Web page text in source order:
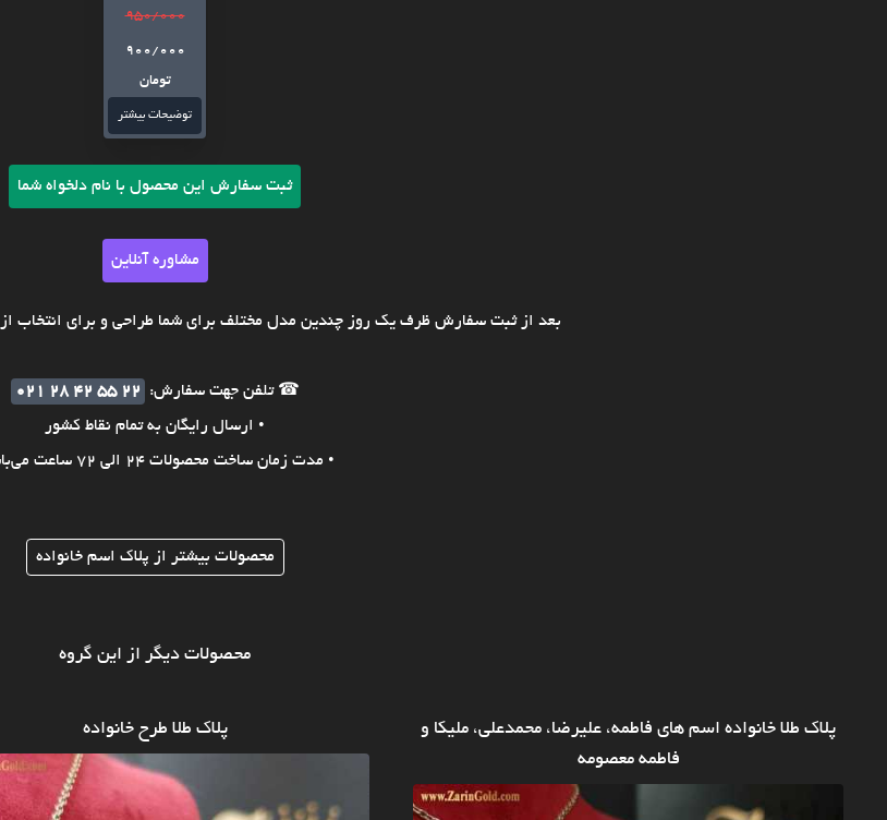
950/000
900/000
تومان
توضیحات بیشتر
ثبت سفارش این محصول با نام دلخواه شما
مشاوره آنلاین
بعد از ثبت سفارش ظرف یک روز چندین مدل مختلف برای شما طراحی و برای انتخاب
☎ تلفن جهت سفارش:
021 28 42 55 22
• ارسال رایگان به تمام نقاط کشور
• مدت زمان ساخت محصولات 24 الی 72 ساعت می‌باشد.
محصولات بیشتر از پلاک اسم خانواده
محصولات دیگر از این گروه
پلاک طلا خانواده اسم های فاطمه، علیرضا، محمدعلی، ملیکا و
فاطمه معصومه
پلاک طلا طرح خانواده